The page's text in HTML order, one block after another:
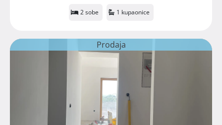
2 sobe 1 kupaonice
Prodaja